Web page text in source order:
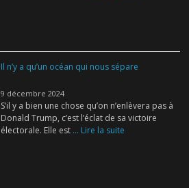
Il n’y a qu’un océan qui nous sépare
9 décembre 2024
S’il y a bien une chose qu’on n’enlèvera pas à
Donald Trump, c’est l’éclat de sa victoire
électorale. Elle est ... Lire la suite